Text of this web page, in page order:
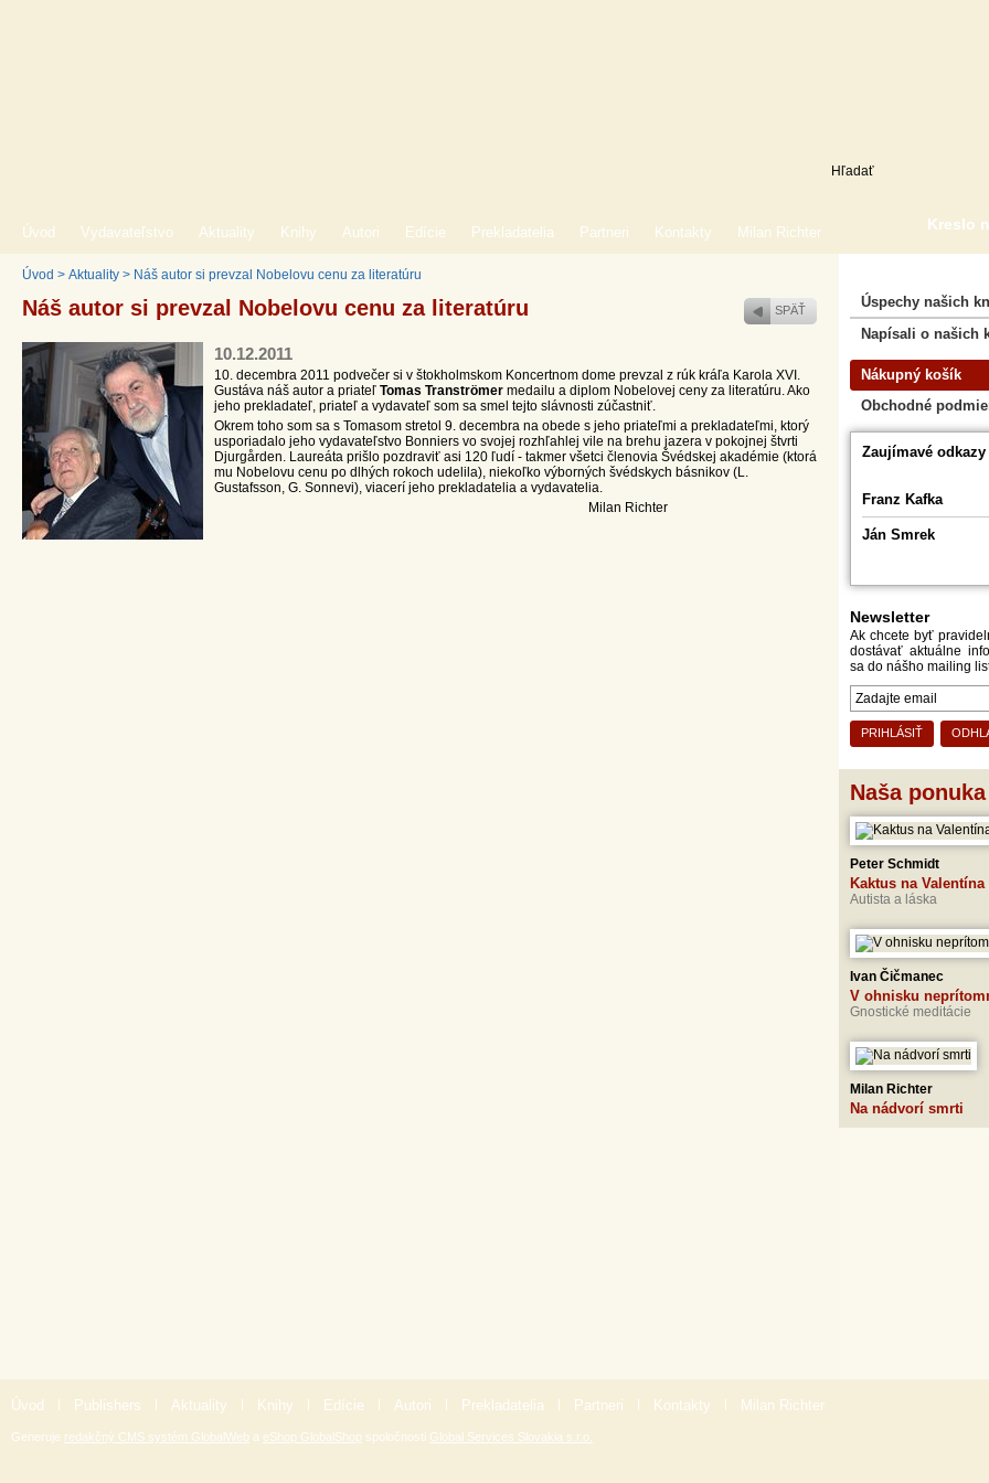
Kreslo
Úvod Vydavateľstvo Aktuality Knihy Autori Edície Prekladatelia Partneri Kontakty Milan Richter
Úvod > Aktuality > Náš autor si prevzal Nobelovu cenu za literatúru
SPÄŤ
Náš autor si prevzal Nobelovu cenu za literatúru
10.12.2011
10. decembra 2011 podvečer si v štokholmskom Koncertnom dome prevzal z rúk kráľa Karola XVI.
Gustáva náš autor a priateľ Tomas Tranströmer medailu a diplom Nobelovej ceny za literatúru. Ako
jeho prekladateľ, priateľ a vydavateľ som sa smel tejto slávnosti zúčastniť.
Okrem toho som sa s Tomasom stretol 9. decembra na obede s jeho priateľmi a prekladateľmi, ktorý
usporiadalo jeho vydavateľstvo Bonniers vo svojej rozhľahlej vile na brehu jazera v pokojnej štvrti
Djurgården. Laureáta prišlo pozdraviť asi 120 ľudí - takmer všetci členovia Švédskej akadémie (ktorá
mu Nobelovu cenu po dlhých rokoch udelila), niekoľko výborných švédskych básnikov (L.
Gustafsson, G. Sonnevi), viacerí jeho prekladatelia a vydavatelia.
Milan Richter
Úspechy našich
Napísali o našich
Nákupný košík
Obchodné
Zaujímavé odkazy
Franz Kafka
Ján Smrek
Newsletter
Ak chcete byť
dostávať aktuálne
sa do nášho mailing
PRIHLÁSIŤ
Naša ponuka
Peter Schmidt
Kaktus na Valentína
Autista a láska
Ivan Čičmanec
V ohnisku
Gnostické meditácie
Milan Richter
Na nádvorí smrti
Úvod | Publishers | Aktuality | Knihy | Edície | Autori | Prekladatelia | Partneri | Kontakty | Milan Richter
Generuje redakčný CMS systém GlobalWeb a eShop GlobalShop spoločnosti Global Services Slovakia s.r.o.